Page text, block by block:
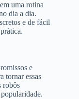
uma rotina
dia a dia.
e de fácil
e
tornar essas
robôs